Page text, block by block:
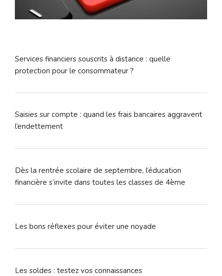
Services financiers souscrits à distance : quelle
protection pour le consommateur ?
Saisies sur compte : quand les frais bancaires aggravent
l’endettement
Dès la rentrée scolaire de septembre, l’éducation
financière s’invite dans toutes les classes de 4ème
Les bons réflexes pour éviter une noyade
Les soldes : testez vos connaissances